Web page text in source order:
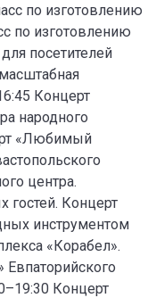
по изготовлению
по изготовлению
посетителей
Концерт
народного
«Любимый
центра.
гостей. Концерт
инструментом
«Корабел».
Евпаторийского
Концерт